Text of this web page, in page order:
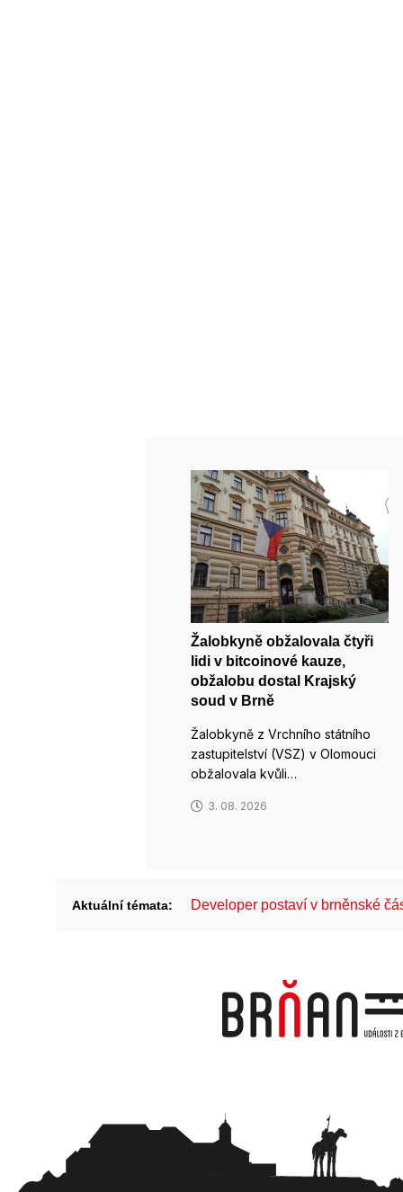
Žalobkyně obžalovala čtyři
lidi v bitcoinové kauze,
obžalobu dostal Krajský
soud v Brně
Žalobkyně z Vrchního státního
zastupitelství (VSZ) v Olomouci
obžalovala kvůli…
3. 08. 2026
Aktuální témata: Developer postaví v brněnské